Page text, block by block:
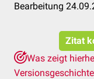
Bearbeitung
Zitat
Was zeigt
Versionsgeschichte